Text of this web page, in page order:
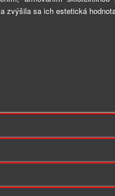
zvýšila sa ich estetická